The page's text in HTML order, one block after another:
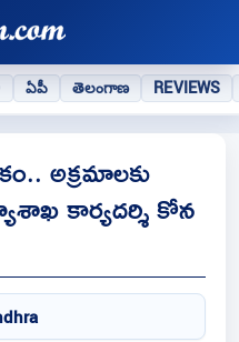
ఏపీ తెలంగాణ REVIEWS
అక్రమాలకు
కార్యదర్శి కోన